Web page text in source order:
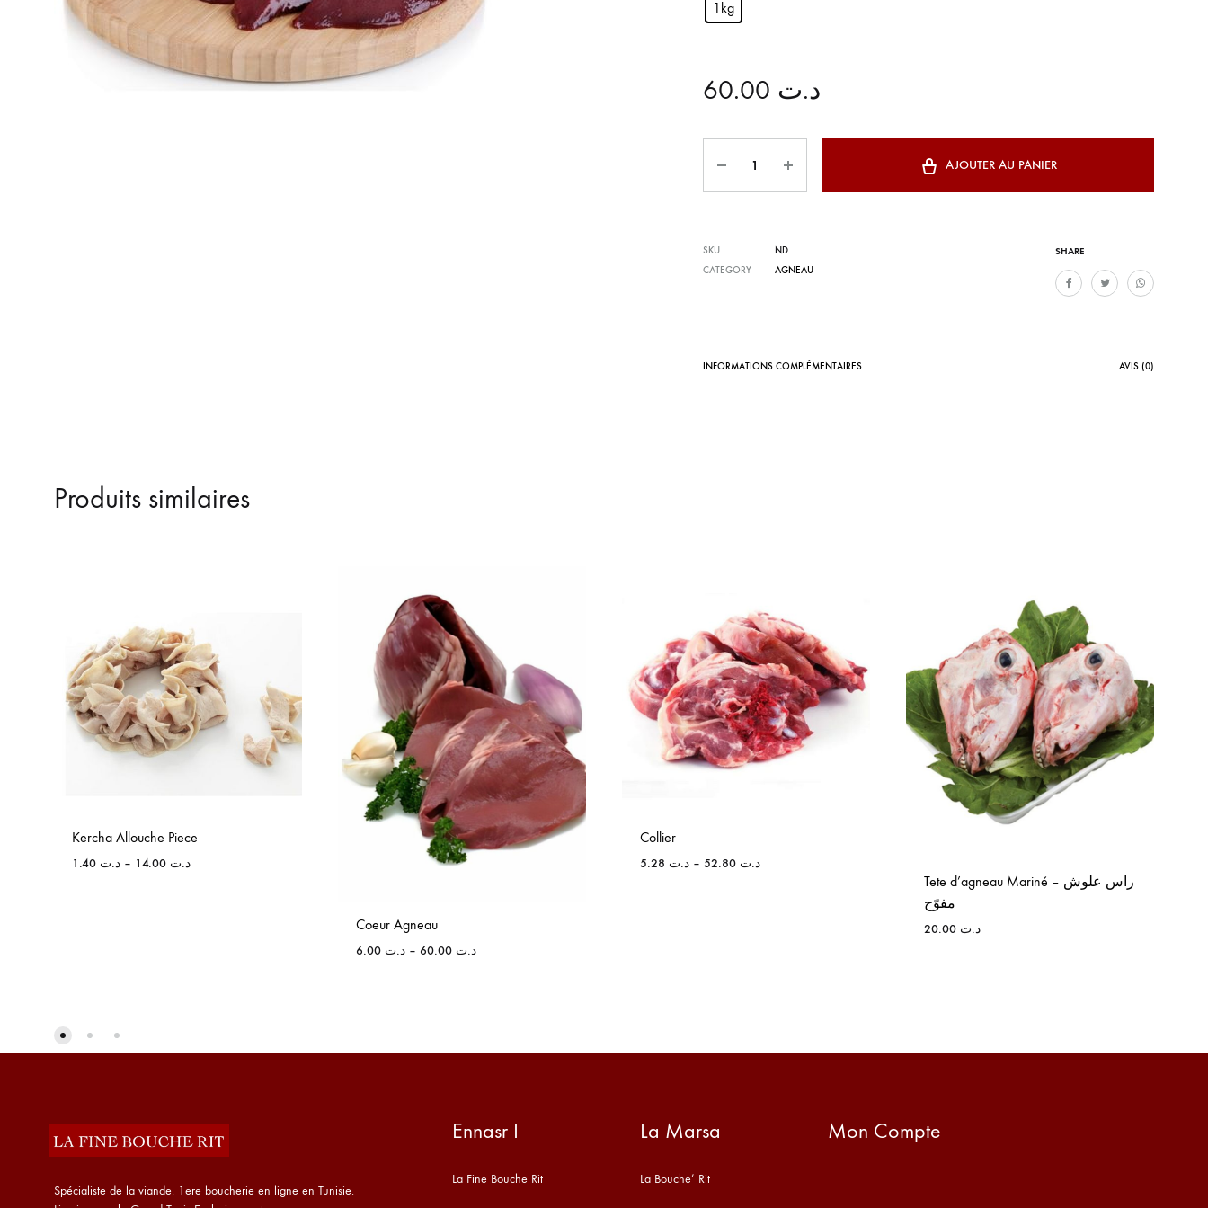
1kg
د.ت
AJOUTER AU PANIER
SHARE
SKU
ND
CATEGORY
AGNEAU
INFORMATIONS COMPLÉMENTAIRES AVIS (0)
Produits similaires
Kercha Allouche Piece
د.ت – د.ت
Coeur Agneau
د.ت – د.ت
Collier
د.ت – د.ت
Tete d’agneau Mariné – راس علوش
مفوّح
د.ت
Spécialiste de la viande. 1ere boucherie en ligne en Tunisie.
Ennasr I
La Fine Bouche Rit
La Marsa
La Bouche’ Rit
Mon Compte